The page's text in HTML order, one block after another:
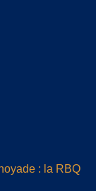
: la RBQ